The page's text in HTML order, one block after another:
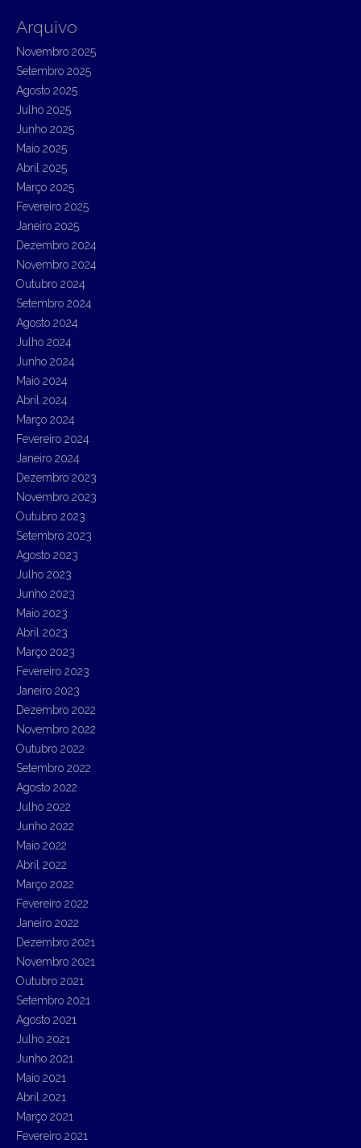
c
f
o
r
Arquivo
Novembro 2025
Setembro 2025
Agosto 2025
Julho 2025
Junho 2025
Maio 2025
Abril 2025
Março 2025
Fevereiro 2025
Janeiro 2025
Dezembro 2024
Novembro 2024
Outubro 2024
Setembro 2024
Agosto 2024
Julho 2024
Junho 2024
Maio 2024
Abril 2024
Março 2024
Fevereiro 2024
Janeiro 2024
Dezembro 2023
Novembro 2023
Outubro 2023
Setembro 2023
Agosto 2023
Julho 2023
Junho 2023
Maio 2023
Abril 2023
Março 2023
Fevereiro 2023
Janeiro 2023
Dezembro 2022
Novembro 2022
Outubro 2022
Setembro 2022
Agosto 2022
Julho 2022
Junho 2022
Maio 2022
Abril 2022
Março 2022
Fevereiro 2022
Janeiro 2022
Dezembro 2021
Novembro 2021
Outubro 2021
Setembro 2021
Agosto 2021
Julho 2021
Junho 2021
Maio 2021
Abril 2021
Março 2021
Fevereiro 2021